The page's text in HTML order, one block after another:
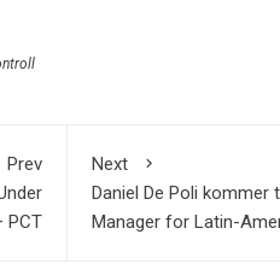
Prev
PCT
Next
Daniel De Poli kommer
Manager for Latin-